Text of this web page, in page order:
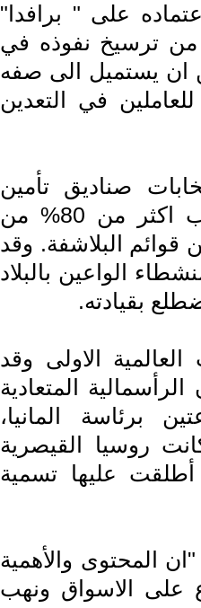
على " برافدا"
من ترسيخ نفوذه في
ان يستميل الى صفه
في التعدين
صناديق تأمين
المستشفيات للعمال. فقد تم انتخاب اكثر من 80% من
البلاشفة. وقد
الواعين بالبلاد
بقيادته.
العالمية الاولى وقد
المتعادية
برئاسة المانيا،
روسيا القيصرية
أطلقت عليها تسمية
المحتوى والأهمية
على الاسواق ونهب